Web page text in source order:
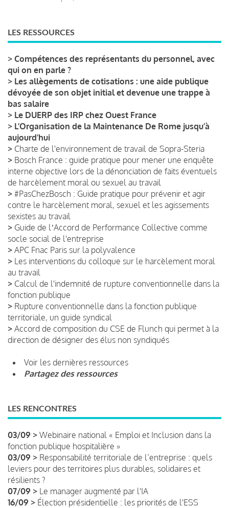
LES RESSOURCES
> Compétences des représentants du personnel, avec
qui on en parle ?
> Les allègements de cotisations : une aide publique
dévoyée de son objet initial et devenue une trappe à
bas salaire
> Le DUERP des IRP chez Ouest France
> L’Organisation de la Maintenance De Rome jusqu’à
aujourd’hui
> Charte de l'environnement de travail de Sopra-Steria
> Bosch France : guide pratique pour mener une enquête
interne objective lors de la dénonciation de faits éventuels
de harcèlement moral ou sexuel au travail
> #PasChezBosch : Guide pratique pour prévenir et agir
contre le harcèlement moral, sexuel et les agissements
sexistes au travail
> Guide de lʼAccord de Performance Collective comme
socle social de l'entreprise
> APC Fnac Paris sur la polyvalence
> Les interventions du colloque sur le harcèlement moral
au travail
> Calcul de l'indemnité de rupture conventionnelle dans la
fonction publique
> Rupture conventionnelle dans la fonction publique
territoriale, un guide syndical
> Accord de composition du CSE de Flunch qui permet à la
direction de désigner des élus non syndiqués
Voir les dernières ressources
Partagez des ressources
LES RENCONTRES
03/09 > Webinaire national « Emploi et Inclusion dans la
fonction publique hospitalière »
03/09 > Responsabilité territoriale de l’entreprise : quels
leviers pour des territoires plus durables, solidaires et
résilients ?
07/09 > Le manager augmenté par l'IA
16/09 > Élection présidentielle : les priorités de l'ESS